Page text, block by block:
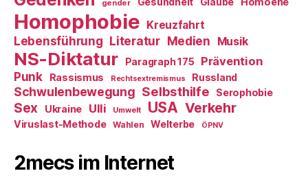
gender
Homophobie Kreuzfahrt
Lebensführung Literatur Medien Musik
NS-Diktatur Paragraph 175
Prävention
Punk
Rassismus Rechtsextremismus Russland
Schwulenbewegung Selbsthilfe Serophobie
Sex Ukraine Ulli Umwelt USA Verkehr
Viruslast-Methode Wahlen Welterbe ÖPNV
2mecs im Internet